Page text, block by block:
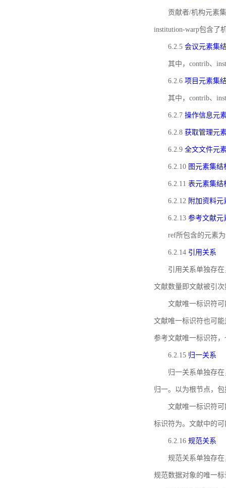
贡献者/机构元素
institution-warp包含了
6.2.5 会议元素集
其中，contrib、
6.2.6 项目元素集
其中，contrib、
6.2.7 操作信息元
6.2.8 获取管理元
6.2.9 全文文件元
6.2.10 图元素集结
6.2.11 表元素集结
6.2.12 附加资料元
6.2.13 参考文献元
ref所包含的元素
6.2.14 引用关系
引用关系单独存
文献数量即文献被引
文献唯一标识符
文献唯一标识符也可
参考文献唯一标识符
6.2.15 归一关系
归一关系单独存
归一。以为根节点，
文献唯一标识符
标识符为。文献中的
6.2.16 规范关系
规范关系单独存
规范数据对象的唯一